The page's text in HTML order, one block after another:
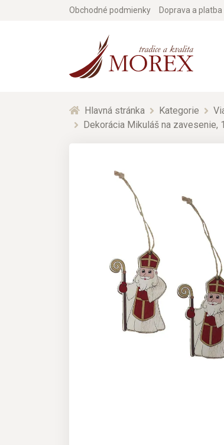
Obchodné podmienky Doprava a platba
Hlavná stránka Kategorie
Dekorácia Mikuláš na zavesenie,